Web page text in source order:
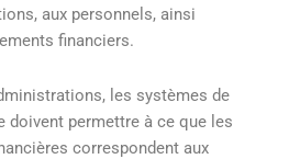
aux personnels, ainsi
financiers.
les systèmes de
doivent permettre à ce que les
correspondent aux